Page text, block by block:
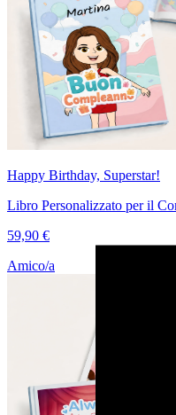
Happy Birthday, Superstar!
Libro Personalizzato per il
59,90 €
Amico/a